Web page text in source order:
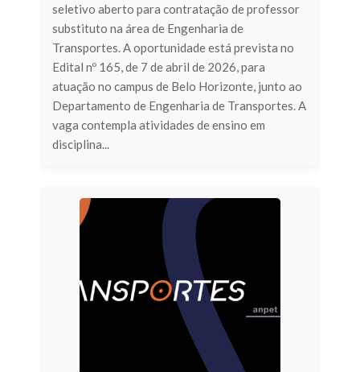
seletivo aberto para contratação de professor
substituto na área de Engenharia de
Transportes. A oportunidade está prevista no
Edital nº 165, de 7 de abril de 2026, para
atuação no campus de Belo Horizonte, junto ao
Departamento de Engenharia de Transportes. A
vaga contempla atividades de ensino em
disciplina...